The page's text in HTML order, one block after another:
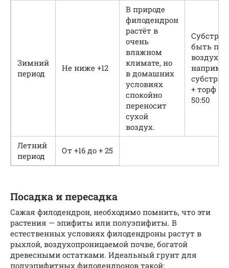
Зимний
период
Не ниже +12
В природе
филодендрон
растёт в
очень
влажном
климате, но
в домашних
условиях
спокойно
переносит
сухой
воздух.
быть
+ торф в
50:50
Летний
период
От +16 до + 25
Посадка и пересадка
Сажая филодендрон, необходимо помнить, что эти
растения — эпифиты или полуэпифиты. В
естественных условиях филодендроны растут в
рыхлой, воздухопроницаемой почве, богатой
древесными остатками. Идеальный грунт для
полуэпифитных филодендронов такой: